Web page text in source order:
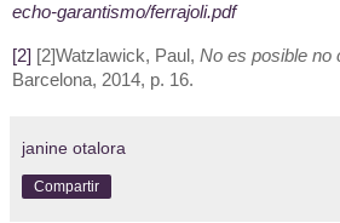
echo-garantismo/ferrajoli.pdf
[2] [2]Watzlawick, Paul, No es posible no
Barcelona, 2014, p. 16.
janine otalora
Compartir